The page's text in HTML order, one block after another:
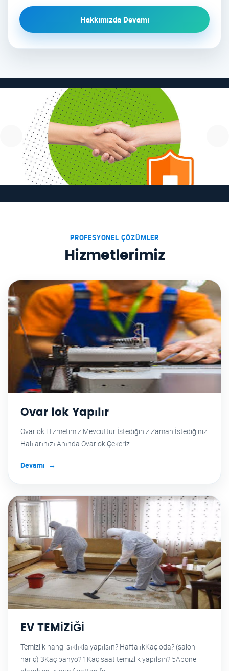
Hakkımızda Devamı
PROFESYONEL ÇÖZÜMLER
Hizmetlerimiz
Ovar lok Yapılır
Ovarlok Hizmetimiz Mevcuttur İstediğiniz Zaman İstediğiniz
Halılarınızı Anında Ovarlok Çekeriz
Devamı
EV TEMİZİĞİ
Temizlik hangi sıklıkla yapılsın? HaftalıkKaç oda? (salon
hariç) 3Kaç banyo? 1Kaç saat temizlik yapılsın? 5Abone